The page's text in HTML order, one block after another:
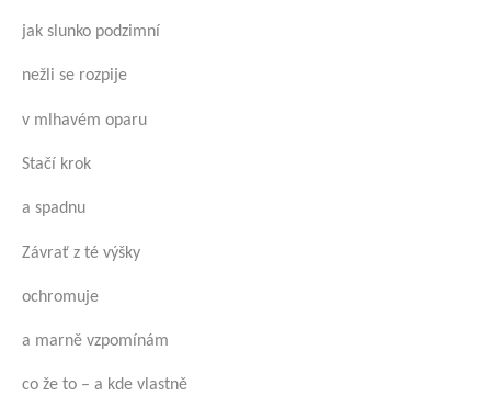
jak slunko podzimní
nežli se rozpije
v mlhavém oparu
Stačí krok
a spadnu
Závrať z té výšky
ochromuje
a marně vzpomínám
co že to – a kde vlastně